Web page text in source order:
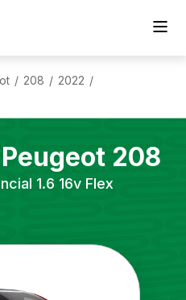
/ 208 / 2022 /
Peugeot 208
1.6 16v Flex